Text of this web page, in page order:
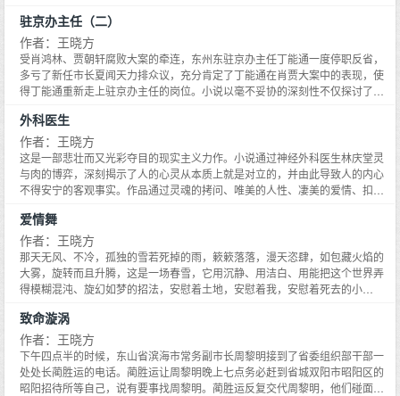
场成也萧何败也萧何的悲剧，致使东汽集团董事长兼总经理金伟民迷失在自己
设计的资本迷宫中。与此同时，在吴东明扶持下，迅速崛起的民营企业蝎神集
团因盲目扩张、经营不善破产倒闭，老板邱兴本因官商勾结而出逃，引发了清
江省历史上最大规模的群访事件。小说通过市委书记夏闻天与市长吴东明之间
围绕解放思想必须杀出一条血路的政治博弈，以毫不妥协的犀利笔锋深刻揭示
的阿喀琉斯之踵。
驻京办主任（二）
作者：王晓方
受肖鸿林、贾朝轩腐败大案的牵连，东州东驻京办主任丁能通一度停职反省，
多亏了新任市长夏闻天力排众议，充分肯定了丁能通在肖贾大案中的表现，使
得丁能通重新走上驻京办主任的岗位。小说以毫不妥协的深刻性不仅探讨了驻
委书记洪文山和市长夏闻天之间以什么发展观立市的博弈，深入探讨了科学发
展观问题；通过药王庙社区大拆迁、社保基金腐败案、皇县矿官商勾结、琼水
湖生态难等重大事件的深刻描写，生动叙述了省市县三级领导干部在构建和谐
社会中的心灵嬗变。小说不动声色中将官场、商场、情场的欲望和情感书写得
淋漓尽致。
外科医生
作者：王晓方
这是一部悲壮而又光彩夺目的现实主义力作。小说通过神经外科医生林庆堂灵
与肉的博弈，深刻揭示了人的心灵从本质上就是对立的，并由此导致人的内心
不得安宁的客观事实。作品通过灵魂的拷问、唯美的人性、凄美的爱情、扣人
的爱情与不可战胜的欲望展开了生死搏斗，结果还是要祈求上苍，赐我们一把
钥匙，来开启女人紧锁或虚掩的心扉，女人的心扉打开了，男人的温存却永远
彻入大地……灵与肉的战场就深藏在人的精神深处，王晓方一直试图通过小说
潜入人的灵魂谷底，对人进行精神实验。毫无疑问，透过这部作品的艺术震
撼，我们发现在美好的心灵背后，既隐藏着疾风暴雨，又洞开着无底深渊。
爱情舞
作者：王晓方
那天无风、不冷，孤独的雪若死掉的雨，簌簌落落，漫天恣肆，如包藏火焰的
大雾，旋转而且升腾，这是一场春雪，它用沉静、用洁白、用能把这个世界弄
得模糊混沌、旋幻如梦的招法，安慰着土地，安慰着我，安慰着死去的小
吹吹打打地跟在我身后，唢呐在乡间小路上凄婉地吹奏着，我平生从没有听过
如此凄凉哀婉的曲子，像天上飘下来的雪片，落在脸上，却化在了心里……
致命漩涡
作者：王晓方
下午四点半的时候，东山省滨海市常务副市长周黎明接到了省委组织部干部一
处处长蔺胜运的电话。蔺胜运让周黎明晚上七点务必赶到省城双阳市昭阳区的
昭阳招待所等自己，说有要事找周黎明。蔺胜运反复交代周黎明，他们碰面的